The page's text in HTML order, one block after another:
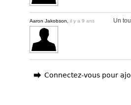
Aaron Jakobson, il y a 9 ans Un
Connectez-vous pour